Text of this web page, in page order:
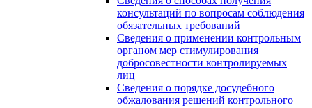
консультаций по вопросам соблюдения
обязательных требований
Сведения о применении контрольным
органом мер стимулирования
добросовестности контролируемых
лиц
Сведения о порядке досудебного
обжалования решений контрольного